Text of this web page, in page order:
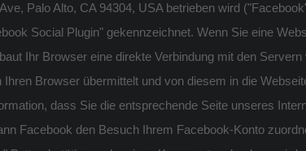
Palo Alto, CA 94304, USA betrieben wird
Social Plugin" gekennzeichnet. Wenn Sie eine
Ihr Browser eine direkte Verbindung mit den
Browser übermittelt und von diesem in die
dass Sie die entsprechende Seite unseres
Facebook den Besuch Ihrem Facebook-Konto